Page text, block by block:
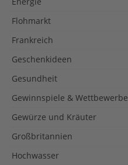
Flohmarkt
Frankreich
Geschenkideen
Gesundheit
Gewinnspiele & Wettbewerbe
Gewürze und Kräuter
Großbritannien
Hochwasser